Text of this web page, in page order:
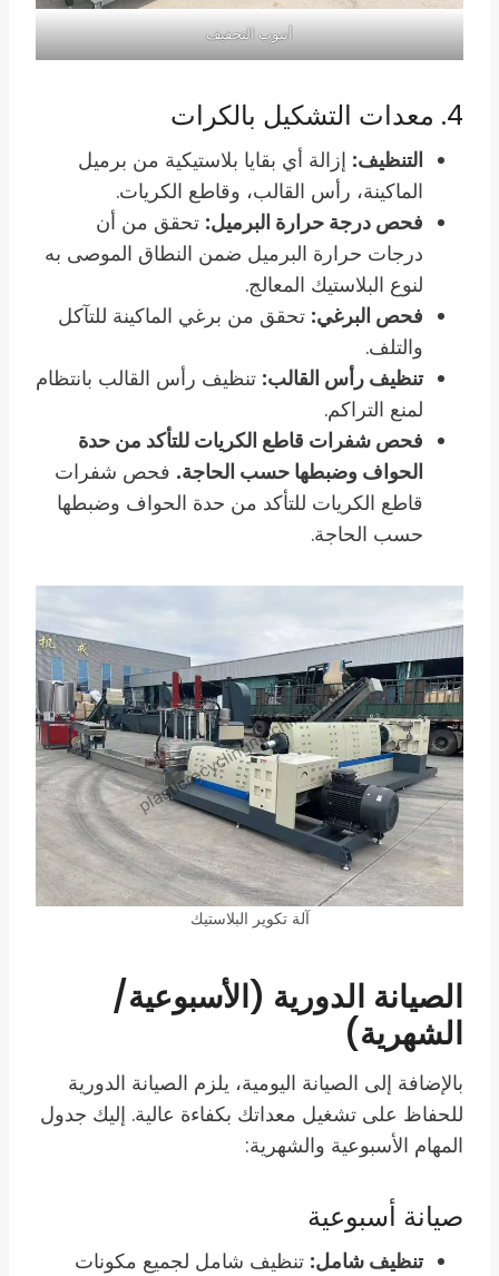
أنبوب التجفيف
4. معدات التشكيل بالكرات
التنظيف: إزالة أي بقايا بلاستيكية من برميل
الماكينة، رأس القالب، وقاطع الكريات.
فحص درجة حرارة البرميل: تحقق من أن
درجات حرارة البرميل ضمن النطاق الموصى به
لنوع البلاستيك المعالج.
فحص البرغي: تحقق من برغي الماكينة للتآكل
والتلف.
تنظيف رأس القالب: تنظيف رأس القالب بانتظام
لمنع التراكم.
فحص شفرات قاطع الكريات للتأكد من حدة
الحواف وضبطها حسب الحاجة. فحص شفرات
قاطع الكريات للتأكد من حدة الحواف وضبطها
حسب الحاجة.
آلة تكوير البلاستيك
الصيانة الدورية (الأسبوعية/
الشهرية)
بالإضافة إلى الصيانة اليومية، يلزم الصيانة الدورية
للحفاظ على تشغيل معداتك بكفاءة عالية. إليك جدول
المهام الأسبوعية والشهرية:
صيانة أسبوعية
تنظيف شامل: تنظيف شامل لجميع مكونات